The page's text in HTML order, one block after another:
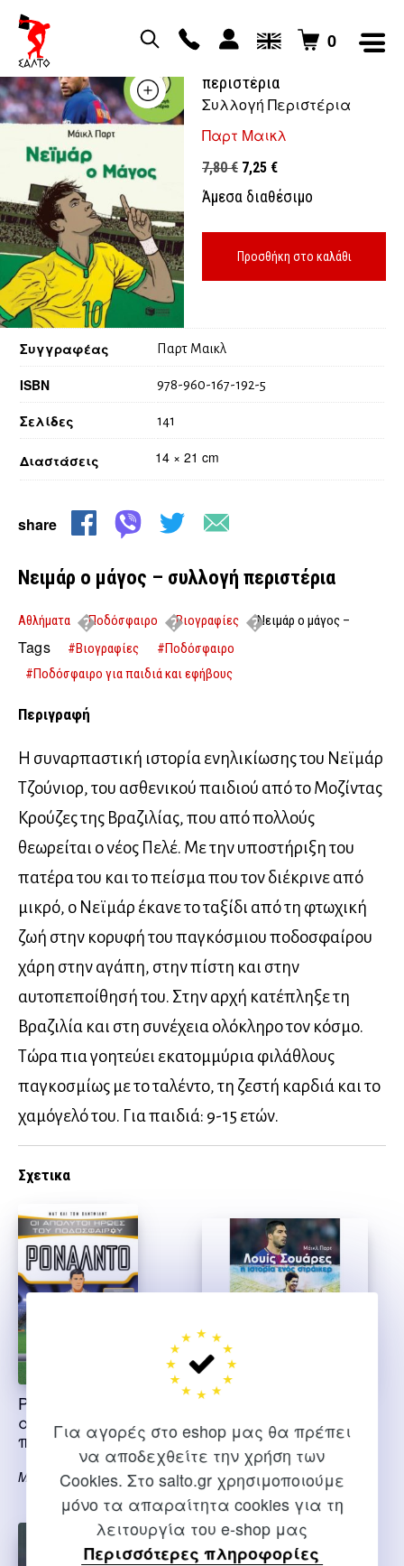
Για αγορές στο eshop μας θα πρέπει
να αποδεχθείτε την χρήση των
Cookies. Στο salto.gr χρησιμοποιούμε
μόνο τα απαραίτητα cookies για τη
λειτουργία του e-shop μας
Περισσότερες πληροφορίες
0
περιστέρια
Συλλογή Περιστέρια
Παρτ Μαικλ
7,80€ Original
price
7,80 €.
7,25 €Η
τρέχουσα
τιμή
είναι:
7,25 €.
Άμεσα διαθέσιμο
Προσθήκη στο καλάθι
Διαστάσεις 14 × 21 cm
Συγγραφέας Παρτ Μαικλ
ISBN 978-960-167-192-5
Σελίδες 141
share
Νειμάρ ο μάγος – συλλογή περιστέρια
Αθλήματα Ποδόσφαιρο Βιογραφίες
Νειμάρ ο μάγος –
συλλογή περιστέρια
Tags #Βιογραφίες
#Ποδόσφαιρο
#Ποδόσφαιρο για παιδιά και εφήβους
Περιγραφή
Η συναρπαστική ιστορία ενηλικίωσης του Νεϊµάρ
Τζούνιορ, του ασθενικού παιδιού από το Μοζίντας
Κρούζες της Βραζιλίας, που από πολλούς
θεωρείται ο νέος Πελέ. Με την υποστήριξη του
πατέρα του και το πείσµα που τον διέκρινε από
µικρό, ο Νεϊµάρ έκανε το ταξίδι από τη φτωχική
ζωή στην κορυφή του παγκόσµιου ποδοσφαίρου
χάρη στην αγάπη, στην πίστη και στην
αυτοπεποίθησή του. Στην αρχή κατέπληξε τη
Βραζιλία και στη συνέχεια ολόκληρο τον κόσµο.
Τώρα πια γοητεύει εκατοµµύρια φιλάθλους
παγκοσµίως µε το ταλέντο, τη ζεστή καρδιά και το
χαµόγελό του. Για παιδιά: 9-15 ετών.
Σχετικα
Ρονάλντο οι
απόλυτοι ήρωες του
ποδοσφαίρου
Ματ Όλντφιλντ
Λουις Σουάρες η
ιστορία ενός
Στράικερ – συλλογή
περιστέρια
Παρτ Μαικλ